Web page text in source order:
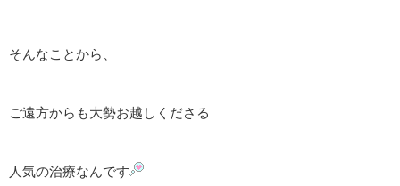
そんなことから、
ご遠方からも大勢お越しくださる
人気の治療なんです